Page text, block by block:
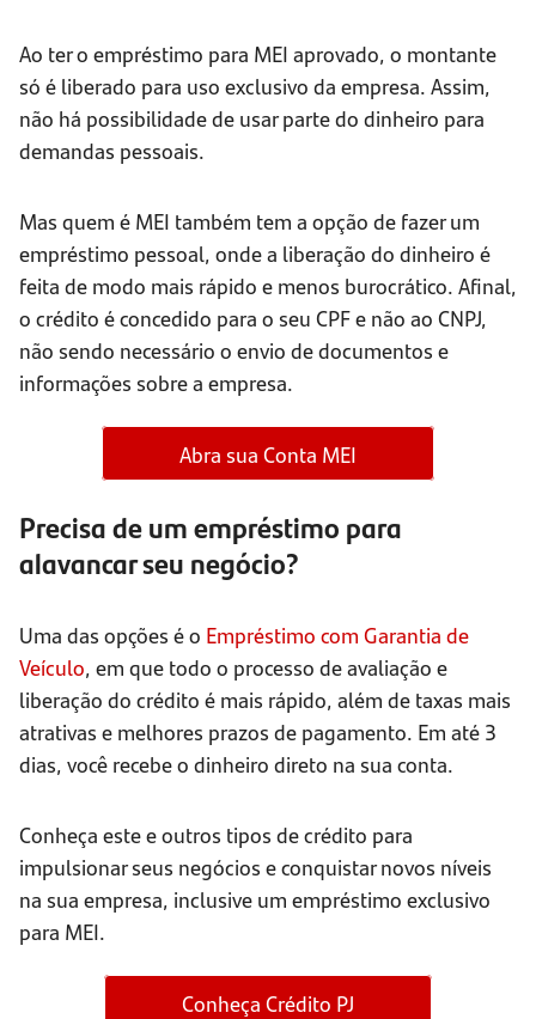
Ao ter o empréstimo para MEI aprovado, o montante
só é liberado para uso exclusivo da empresa. Assim,
não há possibilidade de usar parte do dinheiro para
demandas pessoais.
Mas quem é MEI também tem a opção de fazer um
empréstimo pessoal, onde a liberação do dinheiro é
feita de modo mais rápido e menos burocrático. Afinal,
o crédito é concedido para o seu CPF e não ao CNPJ,
não sendo necessário o envio de documentos e
informações sobre a empresa.
Abra sua Conta MEI
Precisa de um empréstimo para
alavancar seu negócio?
Uma das opções é o Empréstimo com Garantia de
Veículo, em que todo o processo de avaliação e
liberação do crédito é mais rápido, além de taxas mais
atrativas e melhores prazos de pagamento. Em até 3
dias, você recebe o dinheiro direto na sua conta.
Conheça este e outros tipos de crédito para
impulsionar seus negócios e conquistar novos níveis
na sua empresa, inclusive um empréstimo exclusivo
para MEI.
Conheça Crédito PJ